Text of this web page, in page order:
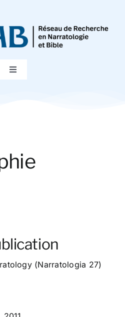
Toggle
(Narratologia 27)